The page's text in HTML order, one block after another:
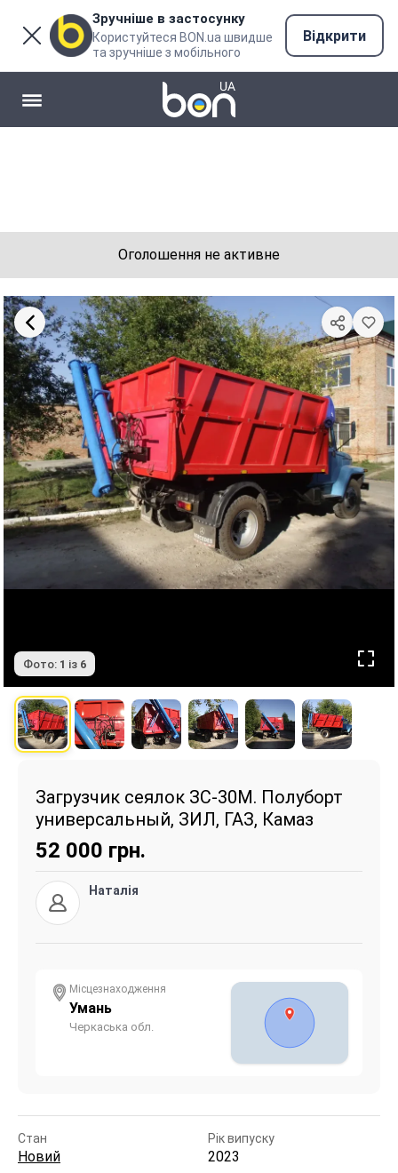
Зручніше в застосунку
Користуйтеся BON.ua швидше
та зручніше з мобільного
Відкрити
Оголошення не активне
Фото: 1 із 6
Загрузчик сеялок ЗС-30М. Полуборт
универсальный, ЗИЛ, ГАЗ, Камаз
52 000 грн.
Наталія
Місцезнаходження
Умань
Черкаська обл.
Стан
Новий
Рік випуску
2023